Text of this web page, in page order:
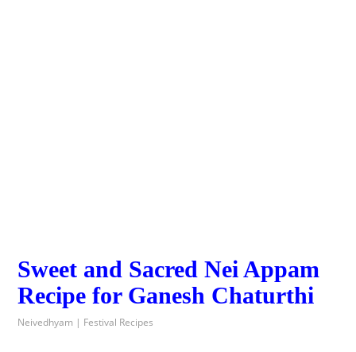
Sweet and Sacred Nei Appam
Recipe for Ganesh Chaturthi
Neivedhyam | Festival Recipes